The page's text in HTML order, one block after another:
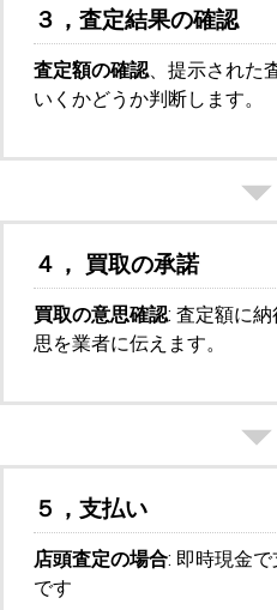
３，査定結果の確認
査定額の確認、提示された
いくかどうか判断します。
４， 買取の承諾
買取の意思確認: 査定額に
思を業者に伝えます。
５，支払い
店頭査定の場合: 即時現金
です